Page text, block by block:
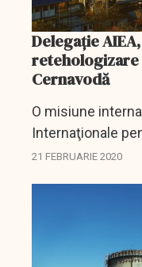
Delegație
retehologizare
Cernavodă
O misiune
Internaţionale
PRE-SALTO, de
21 FEBRUARIE 2020